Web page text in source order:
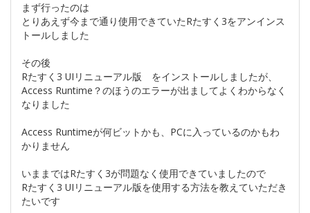
まず行ったのは
とりあえず今まで通り使用できていたRたすく3をアンインス
トールしました
その後
Rたすく3 UIリニューアル版 をインストールしましたが、
Access Runtime？のほうのエラーが出ましてよくわからなく
なりました
Access Runtimeが何ビットかも、PCに入っているのかもわ
かりません
いままではRたすく3が問題なく使用できていましたので
Rたすく3 UIリニューアル版を使用する方法を教えていただき
たいです